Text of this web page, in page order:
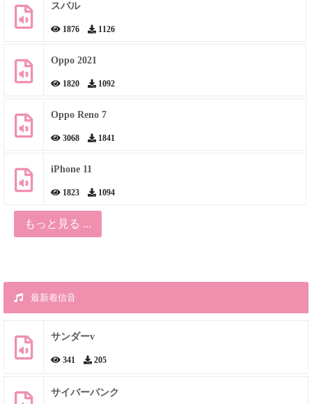
スバル
1876 1126
Oppo 2021
1820 1092
Oppo Reno 7
3068 1841
iPhone 11
1823 1094
もっと見る ...
最新着信音
サンダーv
341 205
サイバーパンク